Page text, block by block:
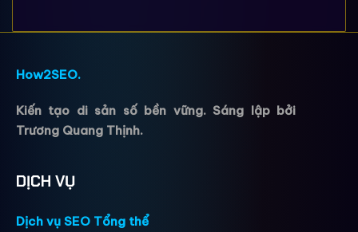
How2SEO.
Kiến tạo di sản số bền vững. Sáng lập bởi
Trương Quang Thịnh.
DỊCH VỤ
Dịch vụ SEO Tổng thể